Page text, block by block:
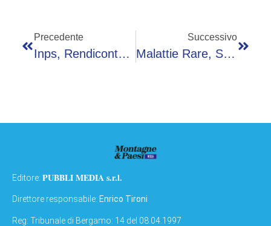
Precedente
Inps, Rendiconto Sociale: Ancora In Calo Il Personale, In 2025 A 24.521
Successivo
Malattie Rare, Scopinaro (Uniamo): “Donne Sottovalutate Nei Sintomi, Diagnosi Più Tardive”
Editore: PUBBLI MEDIA s.r.l.
Direttore responsabile: Enrico Tironi
Reg: Tribunale di Bergamo: 14 del 08.04.1997